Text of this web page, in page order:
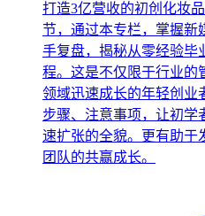
打造3亿营收的初创化妆
节，通过本专栏，掌握新
手复盘，揭秘从零经验毕
程。这是不仅限于行业的
领域迅速成长的年轻创业
步骤、注意事项，让初学
速扩张的全貌。更有助于
团队的共赢成长。